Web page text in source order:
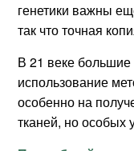
генетики важны
так что точная
В 21 веке
использование
особенно на
тканей, но особых